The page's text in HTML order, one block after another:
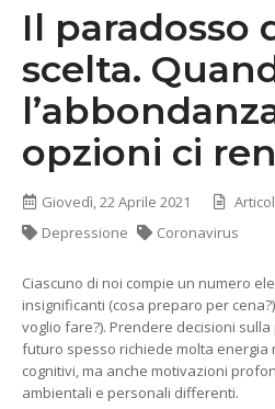
Il paradosso
scelta.
opzioni ci
Giovedì, 22 Aprile 2021
Depressione
Coronavirus
Ciascuno di noi compie un numero
insignificanti (cosa preparo per
voglio fare?). Prendere decisioni
futuro spesso richiede molta energia
cognitivi, ma anche motivazioni
ambientali e personali differenti.